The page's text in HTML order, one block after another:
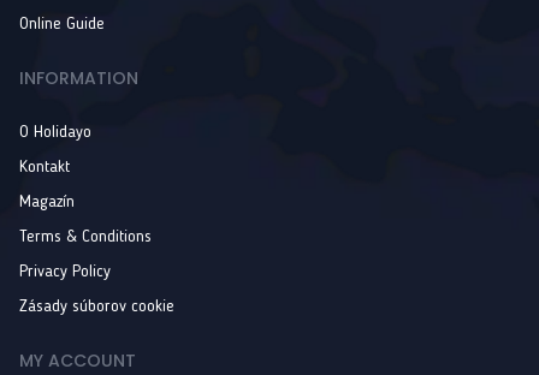
Online Guide
INFORMATION
O Holidayo
Kontakt
Magazín
Terms & Conditions
Privacy Policy
Zásady súborov cookie
MY ACCOUNT